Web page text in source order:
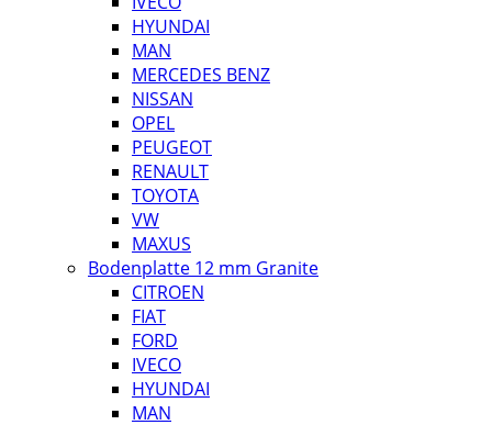
HYUNDAI
MAN
MERCEDES BENZ
NISSAN
OPEL
PEUGEOT
RENAULT
TOYOTA
VW
MAXUS
Bodenplatte 12 mm Granite
CITROEN
FIAT
FORD
IVECO
HYUNDAI
MAN